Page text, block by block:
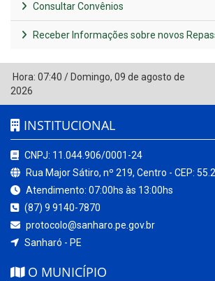
Consultar Convênios
Receber Informações sobre novos
Hora: 07:40 / Domingo, 09 de agosto de
2026
INSTITUCIONAL
CNPJ: 11.044.906/0001-24
Rua Major Sátiro, nº 219, Centro - CEP:
Atendimento: 07:00hs às 13:00hs
(87) 9 9140-7870
protocolo@sanharo.pe.gov.br
Sanharó - PE
O MUNICÍPIO